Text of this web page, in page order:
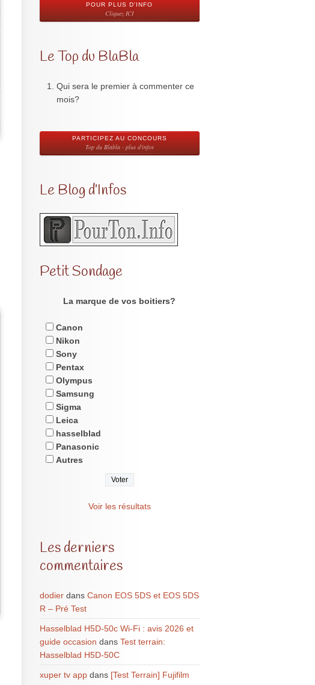
POUR PLUS D'INFO
Cliquez ICI
Le Top du BlaBla
Qui sera le premier à commenter ce
mois?
PARTICIPEZ AU CONCOURS
Top du Blabla - plus d'infos
Le Blog d’Infos
Petit Sondage
La marque de vos boitiers?
Canon
Nikon
Sony
Pentax
Olympus
Samsung
Sigma
Leica
hasselblad
Panasonic
Autres
Voir les résultats
Les derniers
commentaires
dodierdans Canon EOS 5DS et EOS 5DS
R – Pré Test
Hasselblad H5D-50c Wi-Fi : avis 2026 et
guide occasion dans Test terrain:
Hasselblad H5D-50C
xuper tv appdans [Test Terrain] Fujifilm